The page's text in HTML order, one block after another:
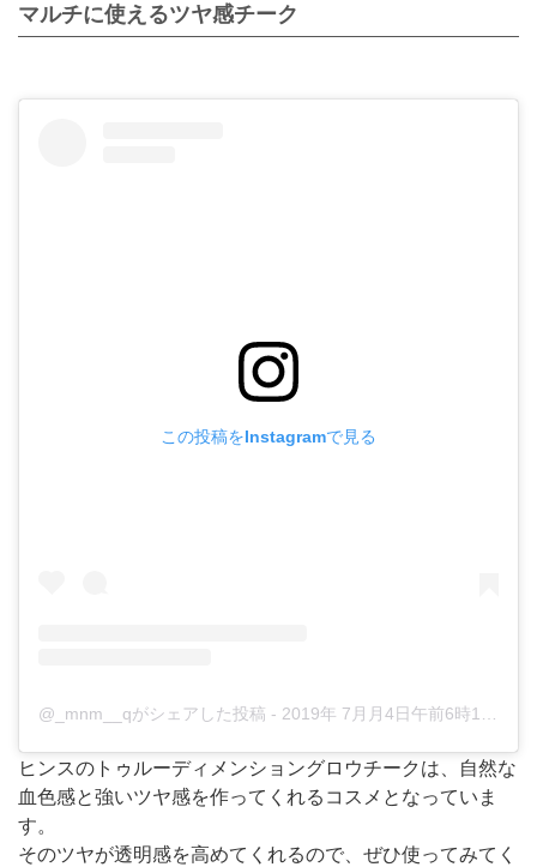
マルチに使えるツヤ感チーク
この投稿をInstagramで見る
@_mnm__qがシェアした投稿 - 2019年 7月月4日午前6時17分PDT
ヒンスのトゥルーディメンショングロウチークは、自然な
血色感と強いツヤ感を作ってくれるコスメとなっていま
す。
そのツヤが透明感を高めてくれるので、ぜひ使ってみてく